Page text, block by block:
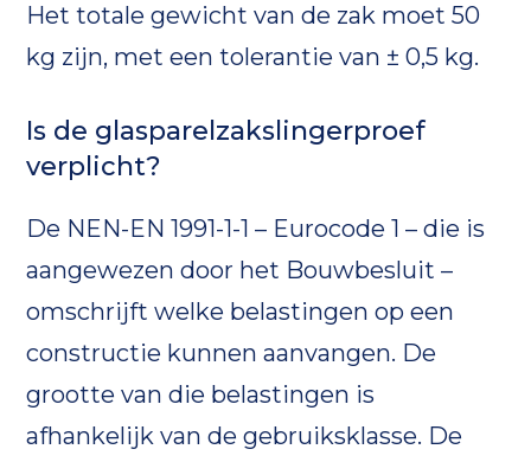
Het totale gewicht van de zak moet 50
kg zijn, met een tolerantie van ± 0,5 kg.
Is de glasparelzakslingerproef
verplicht?
De NEN-EN 1991-1-1 – Eurocode 1 – die is
aangewezen door het Bouwbesluit –
omschrijft welke belastingen op een
constructie kunnen aanvangen. De
grootte van die belastingen is
afhankelijk van de gebruiksklasse. De